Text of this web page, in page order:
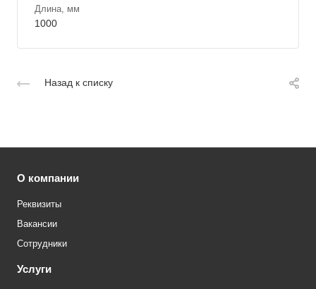
Длина, мм
1000
Назад к списку
О компании
Реквизиты
Вакансии
Сотрудники
Услуги